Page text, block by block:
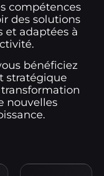
compétences
des solutions
et adaptées à
bénéficiez
stratégique
transformation
nouvelles